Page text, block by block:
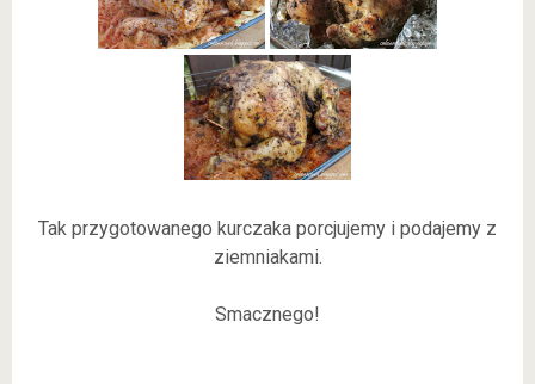
Tak przygotowanego kurczaka porcjujemy i podajemy z
ziemniakami.
Smacznego!